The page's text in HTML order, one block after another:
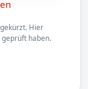
Hier
haben.